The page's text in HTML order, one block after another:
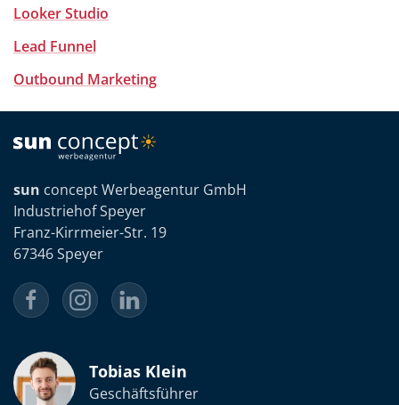
Looker Studio
Lead Funnel
Outbound Marketing
sun concept Werbeagentur GmbH
Industriehof Speyer
Franz-Kirrmeier-Str. 19
67346 Speyer
Tobias Klein
Geschäftsführer